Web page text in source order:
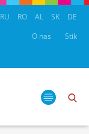
RU RO AL SK
DE
O nas
Stik